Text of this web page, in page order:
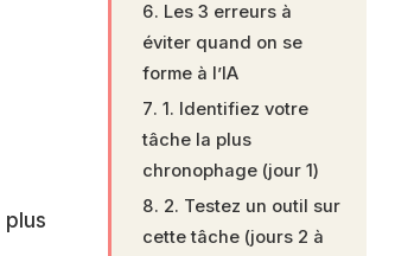
plus
Les 3 erreurs à
éviter quand on se
forme à l’IA
1. Identifiez votre
tâche la plus
chronophage (jour 1)
2. Testez un outil sur
cette tâche (jours 2 à